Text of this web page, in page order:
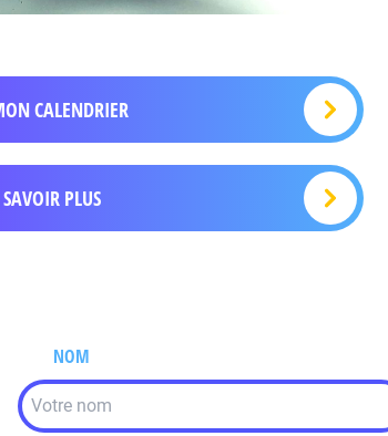
CALENDRIER
PLUS
NOM